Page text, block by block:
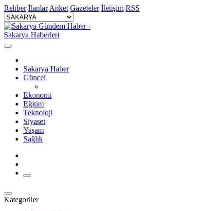
Rehber İlanlar Anket Gazeteler İletişim RSS
Sakarya Haber
Güncel
Ekonomi
Eğitim
Teknoloji
Siyaset
Yaşam
Sağlık
Kategoriler